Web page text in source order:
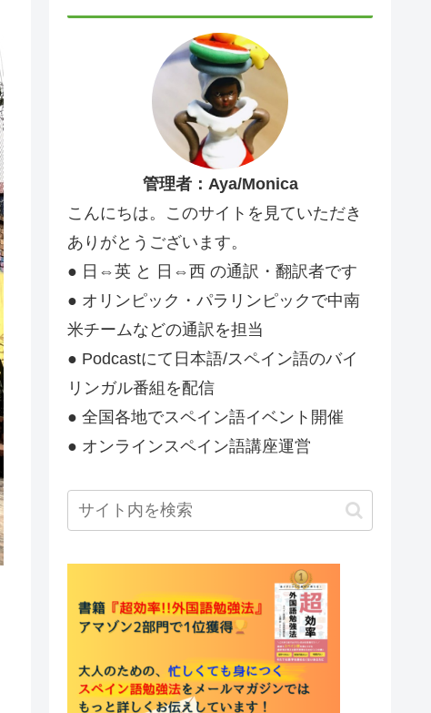
管理者：Aya/Monica
こんにちは。このサイトを見ていただき
ありがとうございます。
● 日⇔英 と 日⇔西 の通訳・翻訳者です
● オリンピック・パラリンピックで中南
米チームなどの通訳を担当
● Podcastにて日本語/スペイン語のバイ
リンガル番組を配信
● 全国各地でスペイン語イベント開催
● オンラインスペイン語講座運営